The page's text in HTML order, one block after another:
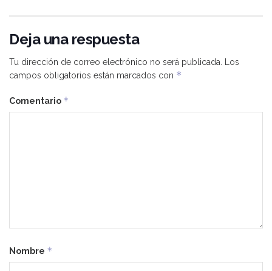
Deja una respuesta
Tu dirección de correo electrónico no será publicada. Los
campos obligatorios están marcados con *
Comentario *
Nombre *